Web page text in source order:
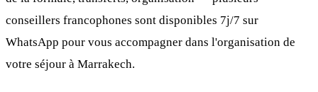
conseillers francophones sont disponibles 7j/7 sur
WhatsApp pour vous accompagner dans l'organisation de
votre séjour à Marrakech.